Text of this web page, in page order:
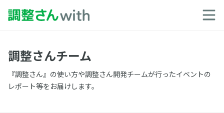
調整さんチーム
『調整さん』の使い方や調整さん開発チームが行ったイベントの
レポート等をお届けします。